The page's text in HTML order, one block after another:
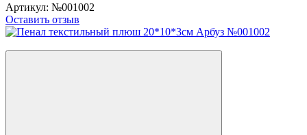
Артикул: №001002
Оставить отзыв